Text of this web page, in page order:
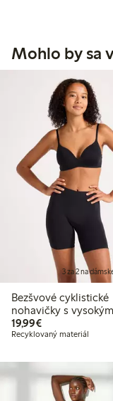
Mohlo by sa
3 za 2 na
Bezšvové cyklistické
nohavičky s
19,99€19,99 €
Recyklovaný materiál